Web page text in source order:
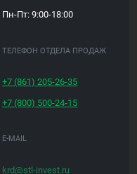
Пн-Пт: 9:00-18:00
ТЕЛЕФОН ОТДЕЛА ПРОДАЖ
+7 (861)205-26-35
+7 (800) 500-24-15
E-MAIL
krd@stl-invest.ru